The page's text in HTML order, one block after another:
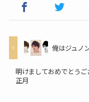
俺はジュノ
明けましておめでとう
正月